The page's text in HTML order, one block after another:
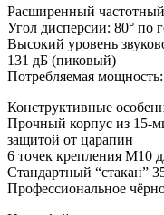
Расширенный
Угол дисперсии: 80° по
Высокий уровень
131 дБ (пиковый)
Потребляемая
Конструктивные
Прочный корпус из 15-
защитой от царапин
6 точек крепления M10
Стандартный “стакан”
Профессиональное